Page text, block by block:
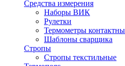
Средства измерения
Наборы ВИК
Рулетки
Термометры
Шаблоны сварщика
Стропы
Стропы текстильные